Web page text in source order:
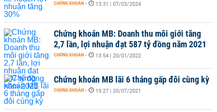
CHỨNG KHOÁN - 13:31 | 07/03/2024
Chứng khoán MB: Doanh thu môi giới tăng
2,7 lần, lợi nhuận đạt 587 tỷ đồng năm 2021
CHỨNG KHOÁN - 13:54 | 20/01/2022
Chứng khoán MB lãi 6 tháng gấp đôi cùng kỳ
CHỨNG KHOÁN - 19:27 | 20/07/2021